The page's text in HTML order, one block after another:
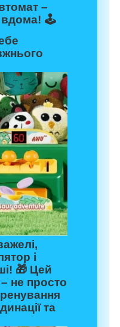
–
вдома! 🕹️
і
🎁 Цей
не просто
та